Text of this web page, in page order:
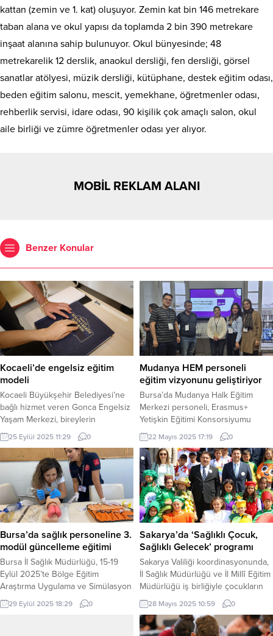
kattan (zemin ve 1. kat) oluşuyor. Zemin kat bin 146 metrekare
taban alana ve okul yapısı da toplamda 2 bin 390 metrekare
inşaat alanına sahip bulunuyor. Okul bünyesinde; 48
metrekarelik 12 derslik, anaokul dersliği, fen dersliği, görsel
sanatlar atölyesi, müzik dersliği, kütüphane, destek eğitim odası,
beden eğitim salonu, mescit, yemekhane, öğretmenler odası,
rehberlik servisi, idare odası, 90 kişilik çok amaçlı salon, okul
aile birliği ve zümre öğretmenler odası yer alıyor.
MOBİL REKLAM ALANI
Benzer Konular
Kocaeli’de engelsiz eğitim
modeli
Kocaeli Büyükşehir Belediyesi’ne
bağlı hizmet veren Gonca Engelsiz
Yaşam Merkezi, bireylerin
toplumsal yaşama aktif katılımını
destekliyor. KOCAELİ (İGFA) –
Gonca Engelsiz Yaşam Merkezi’nde
görme engelli bireyler, kendileriyle
aynı deneyimi paylaşan bir
öğretmenden eğitim alıyor. Yüzde
90 görme kaybı bulunan eğitmen
sayesinde dersler, öğrencilerin
ihtiyaçlarına en uygun şekilde
gerçekleşiyor. Görme Engelliler...
25 Eylül 2025 11:29 0
Mudanya HEM personeli
eğitim vizyonunu geliştiriyor
Bursa’da Mudanya Halk Eğitim
Merkezi personeli, Erasmus+
Yetişkin Eğitimi Konsorsiyumu
kapsamında yurt içi ve yurt dışı
eğitimlerle vizyonunu geliştiriyor.
BURSA (İGFA) – Mudanya Halk
Eğitim Merkezi (HEM), Bursa İl Milli
Eğitim Müdürlüğü’nün
koordinasyonunda yürütülen
“Erasmus+ Yetişkin Eğitimi
Konsorsiyumu” projesiyle
personelinin eğitim vizyonunu
güçlendiriyor. HEM Müdürü Dr.
İrfan Bülbül, 2025 yılında...
22 Mayıs 2025 17:19 0
Bursa’da sağlık personeline 3.
modül güncelleme eğitimi
Bursa İl Sağlık Müdürlüğü, 15-19
Eylül 2025’te Bölge Eğitim
Araştırma Uygulama ve Simülasyon
Merkezi’nde 3. Modül Güncelleme
Eğitimi düzenledi. 6 eğitmenin
29 Eylül 2025 18:29 0
Sakarya’da ‘Sağlıklı Çocuk,
Sağlıklı Gelecek’ programı
Sakarya Valiliği koordinasyonunda,
İl Sağlık Müdürlüğü ve İl Millî Eğitim
Müdürlüğü iş birliğiyle çocukların
sağlıklı yaşam alışkanlıkları
kazanmasını amaçlayan “Sağlıklı
Çocuk, Sağlıklı Gelecek” programı,
28 Mayıs 2025 10:59 0